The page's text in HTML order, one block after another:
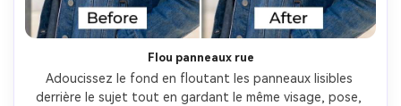
Flou panneaux rue
Adoucissez le fond en floutant les panneaux lisibles
derrière le sujet tout en gardant le même visage, pose,